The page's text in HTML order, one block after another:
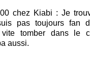
chez Kiabi : Je
pas toujours fan
tomber dans le
aussi.